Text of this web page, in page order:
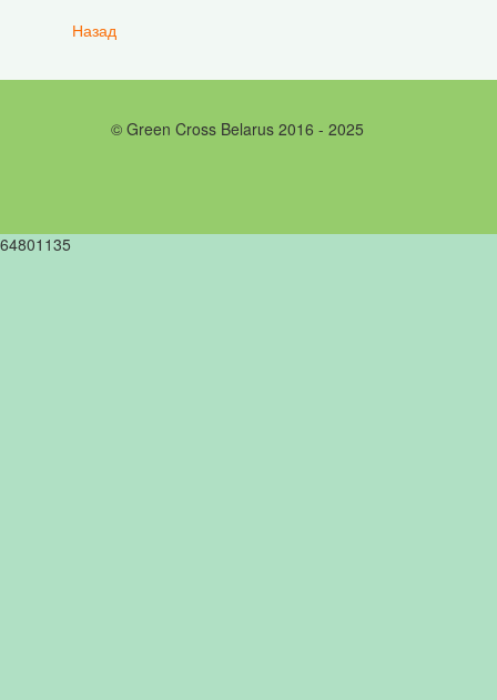
Назад
© Green Cross Belarus 2016 - 2025
64801135